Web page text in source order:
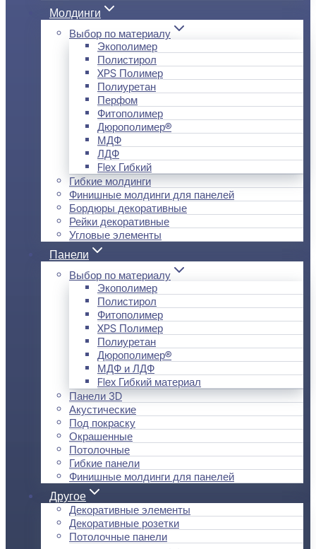
Молдинги
Выбор по материалу
Экополимер
Полистирол
XPS Полимер
Полиуретан
Перфом
Фитополимер
Дюрополимер®
МДФ
ЛДФ
Flex Гибкий
Гибкие молдинги
Финишные молдинги для панелей
Бордюры декоративные
Рейки декоративные
Угловые элементы
Панели
Выбор по материалу
Экополимер
Полистирол
Фитополимер
XPS Полимер
Полиуретан
Дюрополимер®
МДФ и ЛДФ
Flex Гибкий материал
Панели 3D
Акустические
Под покраску
Окрашенные
Потолочные
Гибкие панели
Финишные молдинги для панелей
Другое
Декоративные элементы
Декоративные розетки
Потолочные панели